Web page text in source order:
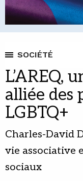
SOCIÉTÉ
L’AREQ,
alliée des
LGBTQ+
Charles-David
vie associative
sociaux